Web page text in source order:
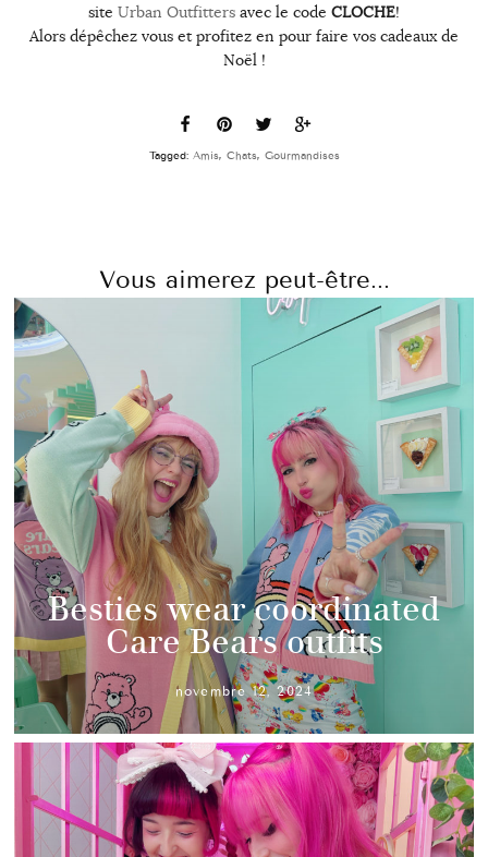
site Urban Outfitters avec le code CLOCHE!
Alors dépêchez vous et profitez en pour faire vos cadeaux de
Noël !
Tagged: Amis, Chats, Gourmandises
Vous aimerez peut-être...
Besties wear coordinated
Care Bears outfits
novembre 12, 2024